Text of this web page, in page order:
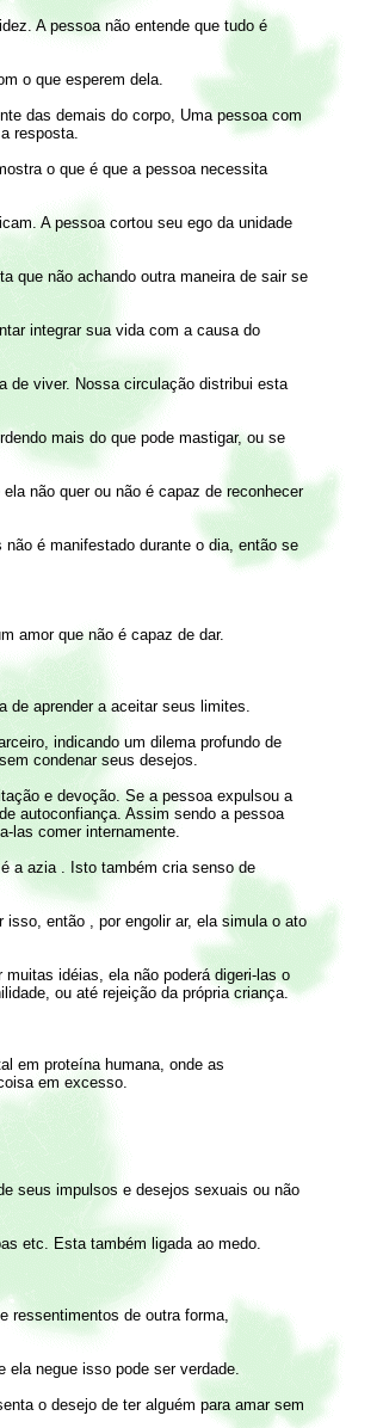
A pessoa não entende que tudo é
o que esperem dela.
das demais do corpo, Uma pessoa com
resposta.
o que é que a pessoa necessita
A pessoa cortou seu ego da unidade
que não achando outra maneira de sair se
integrar sua vida com a causa do
de viver. Nossa circulação distribui esta
mais do que pode mastigar, ou se
não quer ou não é capaz de reconhecer
é manifestado durante o dia, então se
amor que não é capaz de dar.
de aprender a aceitar seus limites.
indicando um dilema profundo de
condenar seus desejos.
e devoção. Se a pessoa expulsou a
autoconfiança. Assim sendo a pessoa
las comer internamente.
a azia . Isto também cria senso de
então , por engolir ar, ela simula o ato
idéias, ela não poderá digeri-las o
ou até rejeição da própria criança.
em proteína humana, onde as
em excesso.
seus impulsos e desejos sexuais ou não
etc. Esta também ligada ao medo.
ressentimentos de outra forma,
ela negue isso pode ser verdade.
o desejo de ter alguém para amar sem